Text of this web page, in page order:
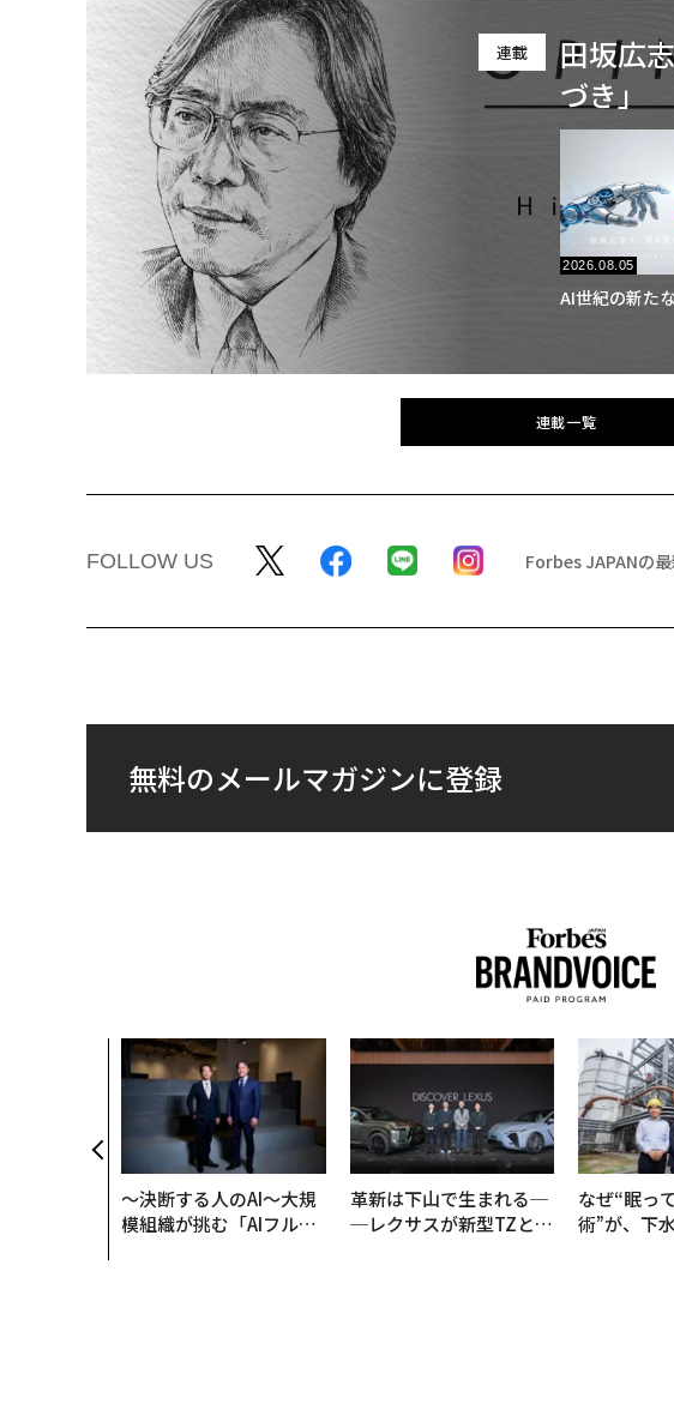
連載
田坂広
づき」
2026.08.05
AI世紀の新た
連載一覧
FOLLOW US Forbes JAPANの
無料のメールマガジンに登録
〜決断する人のAI〜大規
模組織が挑む「AIフル実
革新は下山で生まれる─
─レクサスが新型TZとE
なぜ“眠っ
術”が、下